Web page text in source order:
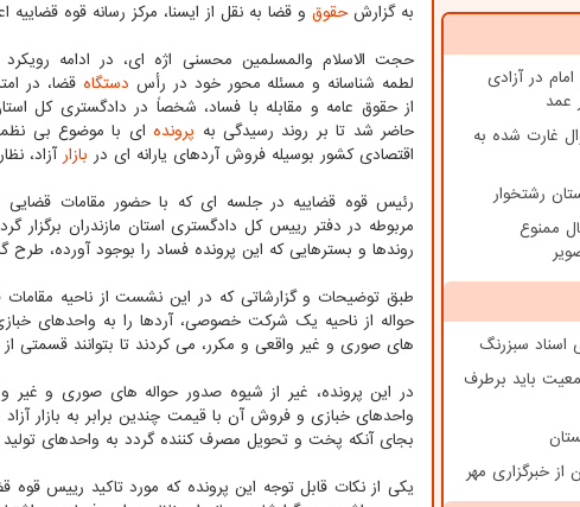
در آزادی
از اموال غارت شده به
رشتخوار
ممنوع
اسناد سبزرنگ
باید برطرف
از خبرگزاری مهر
به گزارش حقوق و قضا به نقل از ایسنا، مرکز رسانه قوه قضاییه
حجت الاسلام والمسلمین محسنی اژه ای، در ادامه رویکرد
لطمه شناسانه و مسئله محور خود در رأس دستگاه قضا، در
از حقوق عامه و مقابله با فساد، شخصاً در دادگستری کل
حاضر شد تا بر روند رسیدگی به پرونده ای با موضوع بی
اقتصادی کشور بوسیله فروش آردهای یارانه ای در بازار آزاد،
رئیس قوه قضاییه در جلسه ای که با حضور مقامات قضایی
مربوطه در دفتر رییس کل دادگستری استان مازندران برگزار
روندها و بسترهایی که این پرونده فساد را بوجود آورده، طرح
طبق توضیحات و گزارشاتی که در این نشست از ناحیه مقامات
حواله از ناحیه یک شرکت خصوصی، آردها را به واحدهای
های صوری و غیر واقعی و مکرر، می کردند تا بتوانند قسمتی از
در این پرونده، غیر از شیوه صدور حواله های صوری و غیر
واحدهای خبازی و فروش آن با قیمت چندین برابر به بازار
بجای آنکه پخت و تحویل مصرف کننده گردد به واحدهای
یکی از نکات قابل توجه این پرونده که مورد تاکید رییس قوه